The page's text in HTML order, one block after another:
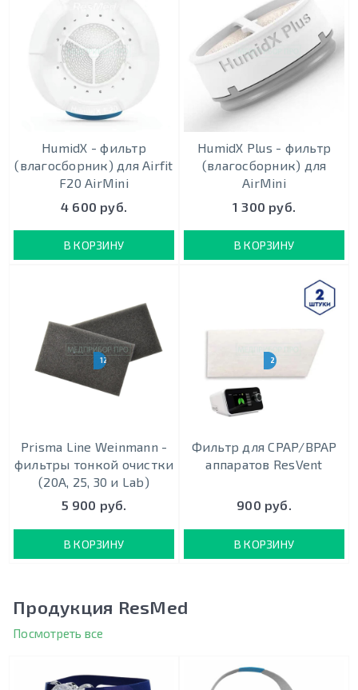
HumidX - фильтр
(влагосборник) для Airfit
F20 AirMini
4 600 руб.
В КОРЗИНУ
HumidX Plus - фильтр
(влагосборник) для
AirMini
1 300 руб.
В КОРЗИНУ
12 ШТУК
Prisma Line Weinmann -
фильтры тонкой очистки
(20A, 25, 30 и Lab)
5 900 руб.
В КОРЗИНУ
2 ШТУКИ
Фильтр для CPAP/BPAP
аппаратов ResVent
900 руб.
В КОРЗИНУ
Продукция ResMed
Посмотреть все